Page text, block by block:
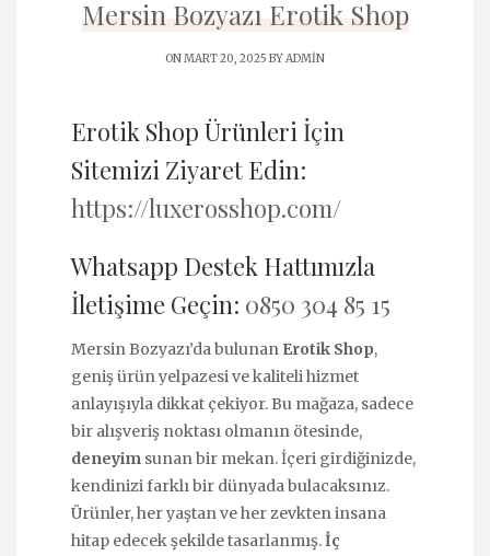
Mersin Bozyazı Erotik Shop
ON MART 20, 2025 BYADMIN
Erotik Shop Ürünleri İçin
Sitemizi Ziyaret Edin:
https://luxerosshop.com/
Whatsapp Destek Hattımızla
İletişime Geçin: 0850 304 85 15
Mersin Bozyazı’da bulunan Erotik Shop,
geniş ürün yelpazesi ve kaliteli hizmet
anlayışıyla dikkat çekiyor. Bu mağaza, sadece
bir alışveriş noktası olmanın ötesinde,
deneyim sunan bir mekan. İçeri girdiğinizde,
kendinizi farklı bir dünyada bulacaksınız.
Ürünler, her yaştan ve her zevkten insana
hitap edecek şekilde tasarlanmış.İç